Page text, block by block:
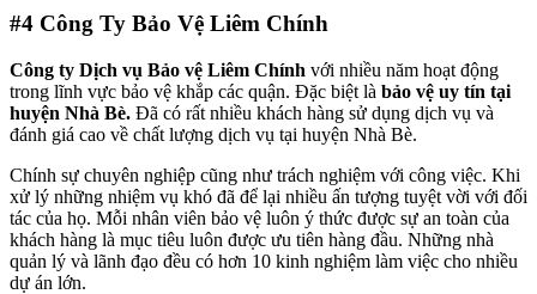
#4 Công Ty Bảo Vệ Liêm Chính
Công ty Dịch vụ Bảo vệ Liêm Chính với nhiều năm hoạt động
trong lĩnh vực bảo vệ khắp các quận. Đặc biệt là bảo vệ uy tín tại
huyện Nhà Bè. Đã có rất nhiều khách hàng sử dụng dịch vụ và
đánh giá cao về chất lượng dịch vụ tại huyện Nhà Bè.
Chính sự chuyên nghiệp cũng như trách nghiệm với công việc. Khi
xử lý những nhiệm vụ khó đã để lại nhiều ấn tượng tuyệt vời với đối
tác của họ. Mỗi nhân viên bảo vệ luôn ý thức được sự an toàn của
khách hàng là mục tiêu luôn được ưu tiên hàng đầu. Những nhà
quản lý và lãnh đạo đều có hơn 10 kinh nghiệm làm việc cho nhiều
dự án lớn.